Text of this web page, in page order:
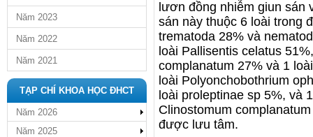
Năm 2023
Năm 2022
Năm 2021
TẠP CHÍ KHOA HỌC ĐHCT
Năm 2026
Năm 2025
lươn đồng nhiễm giun
sán này thuộc 6 loài trong
trematoda 28% và
loài Pallisentis celatus
complanatum 27% và 1
loài Polyonchobothrium
loài proleptinae sp 5%, và
Clinostomum
được lưu tâm.